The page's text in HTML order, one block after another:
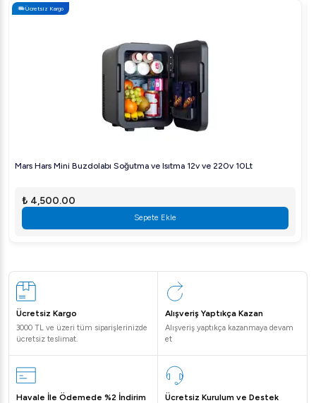
Ücretsiz Kargo
Mars Hars Mini Buzdolabı Soğutma ve Isıtma 12v ve 220v 10Lt
₺ 4,500.00
Sepete Ekle
Ücretsiz Kargo
3000 TL ve üzeri tüm siparişlerinizde
ücretsiz teslimat.
Alışveriş Yaptıkça Kazan
Alışveriş yaptıkça kazanmaya devam
et
Havale İle Ödemede %2 İndirim Ücretsiz Kurulum ve Destek